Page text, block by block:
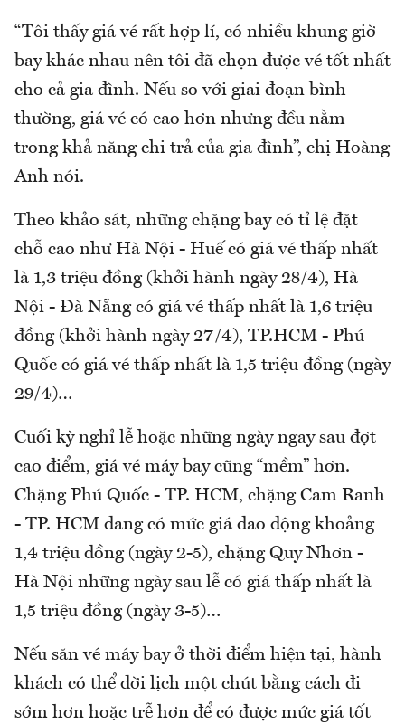
“Tôi thấy giá vé rất hợp lí, có nhiều khung giờ
bay khác nhau nên tôi đã chọn được vé tốt nhất
cho cả gia đình. Nếu so với giai đoạn bình
thường, giá vé có cao hơn nhưng đều nằm
trong khả năng chi trả của gia đình”, chị Hoàng
Anh nói.
Theo khảo sát, những chặng bay có tỉ lệ đặt
chỗ cao như Hà Nội - Huế có giá vé thấp nhất
là 1,3 triệu đồng (khởi hành ngày 28/4), Hà
Nội - Đà Nẵng có giá vé thấp nhất là 1,6 triệu
đồng (khởi hành ngày 27/4), TP.HCM - Phú
Quốc có giá vé thấp nhất là 1,5 triệu đồng (ngày
29/4)…
Cuối kỳ nghỉ lễ hoặc những ngày ngay sau đợt
cao điểm, giá vé máy bay cũng “mềm” hơn.
Chặng Phú Quốc - TP. HCM, chặng Cam Ranh
- TP. HCM đang có mức giá dao động khoảng
1,4 triệu đồng (ngày 2-5), chặng Quy Nhơn -
Hà Nội những ngày sau lễ có giá thấp nhất là
1,5 triệu đồng (ngày 3-5)…
Nếu săn vé máy bay ở thời điểm hiện tại, hành
khách có thể dời lịch một chút bằng cách đi
sớm hơn hoặc trễ hơn để có được mức giá tốt